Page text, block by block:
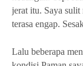
jerat itu. Saya sulit
terasa engap.
Lalu beberapa